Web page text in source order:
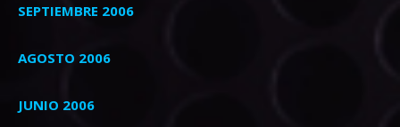
SEPTIEMBRE 2006
AGOSTO 2006
JUNIO 2006